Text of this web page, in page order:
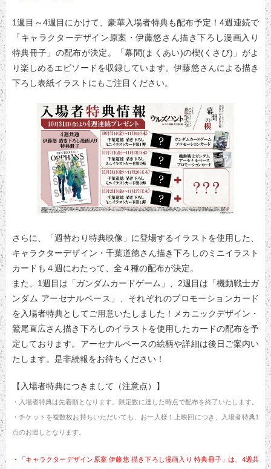
1週目～4週目にかけて、豪華入場者特典も配布予定！4週連続で
「キャラクターデザイン原案・伊藤悠さん描き下ろし漫画入り
特典冊子」の配布が決定。「幕間(まくあい)の楔(くさび)」がよ
り楽しめるエピソードを収録しています。伊藤悠さんによる描き
下ろし表紙イラストにもご注目ください。
さらに、「週替わり特典映像」に登場するイラストを使用した、
キャラクターデザイン・千葉道徳さん描き下ろしのミニイラスト
カードも４週にわたって、全４種の配布が決定。
また、1週目は「ガンダムカードゲーム」、2週目は「機動戦士ガ
ンダム アーセナルベース」、それぞれのプロモーションカード
を入場者特典としてご用意いたしました！メカニックデザイン・
鷲尾直広さん描き下ろしのイラストを使用したカードの配布を予
定しております。アーセナルベースの絵柄や詳細は後日ご案内い
たします。是非続報をお待ちください！
【入場者特典につきまして（注意点）】
・入場者特典は先着順となります。限定数に達した時点で配布を終了いたします。
・チケットを複数枚お持ちいただいても、お一人様１上映回につき、入場者特典1
点のお渡しとなります。
・「キャラクターデザイン原案 伊藤悠 描き下ろし漫画入り 特典冊子」は、4週共